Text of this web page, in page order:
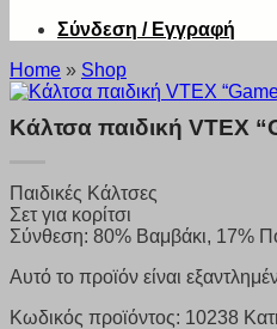
Σύνδεση / Εγγραφή
Home » Shop
Κάλτσα παιδική VTEX
Παιδικές Κάλτσες
Σετ για κορίτσι
Σύνθεση: 80% Βαμβάκι, 17%
Αυτό το προϊόν είναι
Κωδικός προϊόντος: 10238